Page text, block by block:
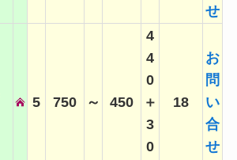
せ
5 750 ～ 450
4
4
0
＋
3
0
18
お
問
い
合
せ